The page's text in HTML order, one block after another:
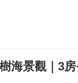
海景觀｜3